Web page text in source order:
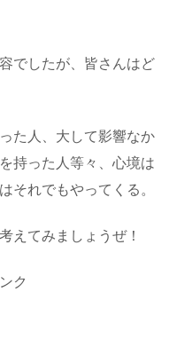
でしたが、皆さんはど
た人、大して影響なか
持った人等々、心境は
それでもやってくる。
えてみましょうぜ！
ク